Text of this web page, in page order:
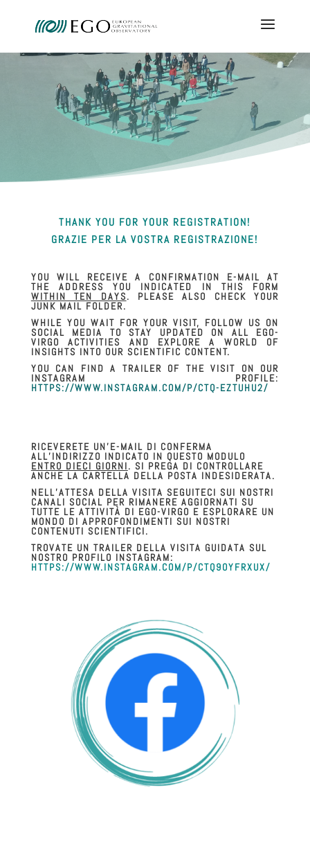
THANK YOU FOR YOUR REGISTRATION!
GRAZIE PER LA VOSTRA REGISTRAZIONE!
YOU WILL RECEIVE A CONFIRMATION E-MAIL AT
THE ADDRESS YOU INDICATED IN THIS FORM
WITHIN TEN DAYS. PLEASE ALSO CHECK YOUR
JUNK MAIL FOLDER.
WHILE YOU WAIT FOR YOUR VISIT, FOLLOW US ON
SOCIAL MEDIA TO STAY UPDATED ON ALL EGO-
VIRGO ACTIVITIES AND EXPLORE A WORLD OF
INSIGHTS INTO OUR SCIENTIFIC CONTENT.
YOU CAN FIND A TRAILER OF THE VISIT ON OUR
INSTAGRAM PROFILE:
HTTPS://WWW.INSTAGRAM.COM/P/CTQ-EZTUHU2/
RICEVERETE UN’E-MAIL DI CONFERMA
ALL’INDIRIZZO INDICATO IN QUESTO MODULO
ENTRO DIECI GIORNI. SI PREGA DI CONTROLLARE
ANCHE LA CARTELLA DELLA POSTA INDESIDERATA.
NELL’ATTESA DELLA VISITA SEGUITECI SUI NOSTRI
CANALI SOCIAL PER RIMANERE AGGIORNATI SU
TUTTE LE ATTIVITÀ DI EGO-VIRGO E ESPLORARE UN
MONDO DI APPROFONDIMENTI SUI NOSTRI
CONTENUTI SCIENTIFICI.
TROVATE UN TRAILER DELLA VISITA GUIDATA SUL
NOSTRO PROFILO INSTAGRAM:
HTTPS://WWW.INSTAGRAM.COM/P/CTQ9OYFRXUX/